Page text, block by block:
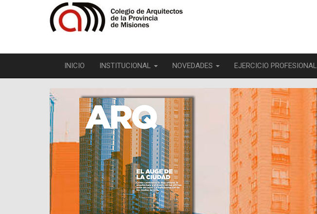
INICIO INSTITUCIONAL NOVEDADES EJERCICIO PROFESIONAL